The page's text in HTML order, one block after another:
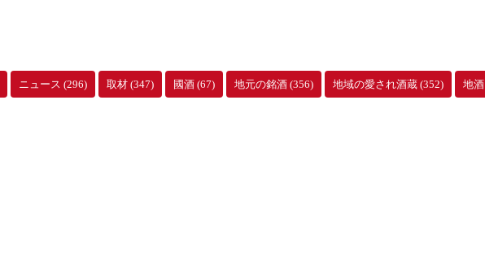
ニュース (296) 取材 (347) 國酒 (67) 地元の銘酒 (356) 地域の愛され酒蔵 (352) 地酒